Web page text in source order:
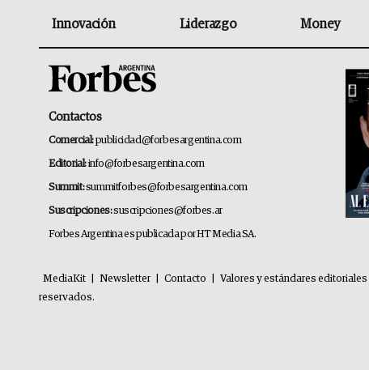
Innovación Liderazgo Money
Contactos
Comercial:publicidad@forbesargentina.com
Editorial:info@forbesargentina.com
Summit:summitforbes@forbesargentina.com
Suscripciones:suscripciones@forbes.ar
Forbes Argentina es publicada por HT Media SA.
MediaKit Newsletter Contacto Valores y estándares editoriales
reservados.